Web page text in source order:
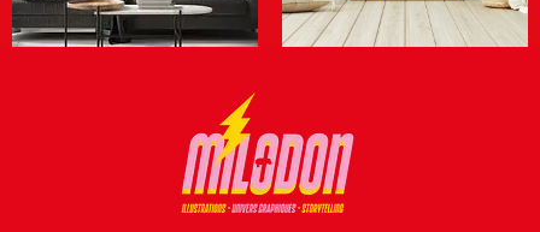
Choix des options Choix des options